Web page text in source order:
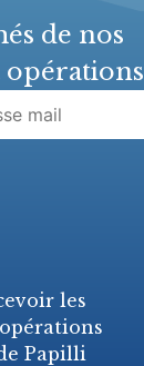
de nos
opérations
les
Papilli